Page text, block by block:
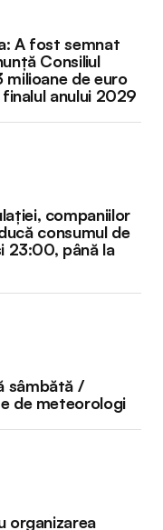
A fost semnat
Consiliul
de euro
anului 2029
companiilor
consumul de
23:00, până la
sâmbătă /
de meteorologi
organizarea